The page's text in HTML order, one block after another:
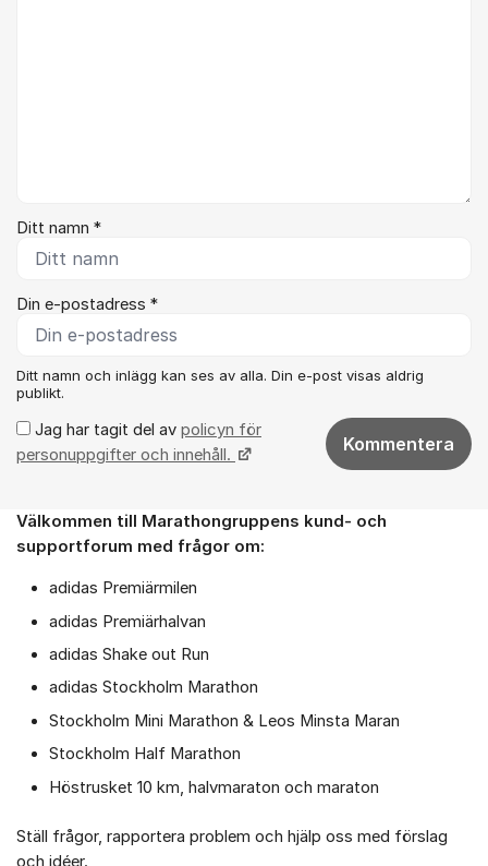
Ditt namn *
Din e-postadress *
Ditt namn och inlägg kan ses av alla. Din e-post visas aldrig
publikt.
Jag har tagit del av policyn för
personuppgifter och innehåll.
Kommentera
Om forumet
Välkommen till Marathongruppens kund- och
supportforum med frågor om:
adidas Premiärmilen
adidas Premiärhalvan
adidas Shake out Run
adidas Stockholm Marathon
Stockholm Mini Marathon & Leos Minsta Maran
Stockholm Half Marathon
Höstrusket 10 km, halvmaraton och maraton
Ställ frågor, rapportera problem och hjälp oss med förslag
och idéer.